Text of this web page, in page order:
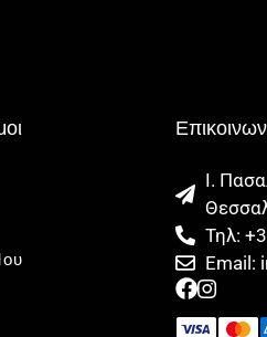
Ι.
Τηλ:
Email: